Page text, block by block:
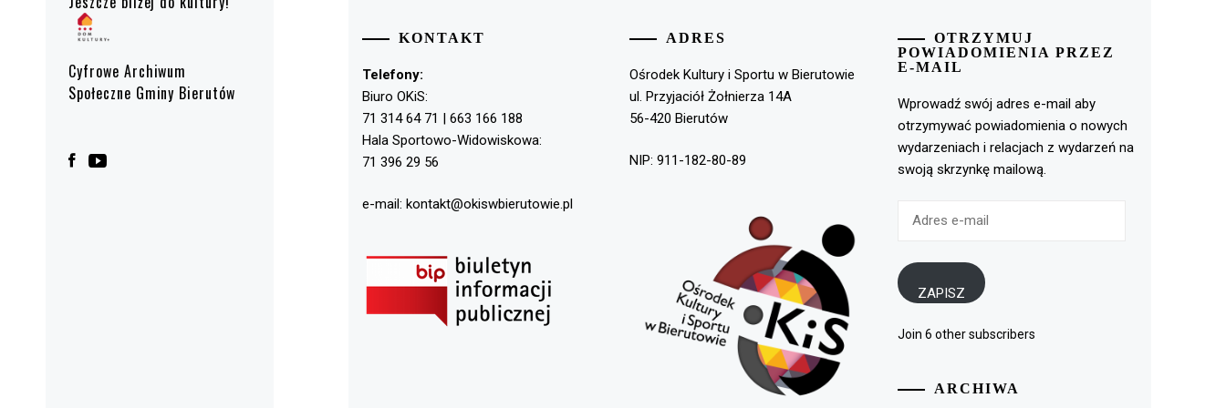
Cyfrowe Archiwum
Społeczne Gminy Bierutów
KONTAKT
Telefony:
Biuro OKiS:
71 314 64 71 | 663 166 188
Hala Sportowo-Widowiskowa:
71 396 29 56
e-mail: kontakt@okiswbierutowie.pl
ADRES
Ośrodek Kultury i Sportu w Bierutowie
ul. Przyjaciół Żołnierza 14A
56-420 Bierutów
NIP: 911-182-80-89
OTRZYMUJ
POWIADOMIENIA PRZEZ
E-MAIL
Wprowadź swój adres e-mail aby
otrzymywać powiadomienia o nowych
wydarzeniach i relacjach z wydarzeń na
swoją skrzynkę mailową.
ZAPISZ
Join 6 other subscribers
ARCHIWA